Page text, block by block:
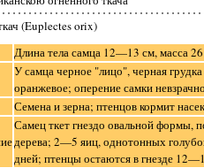
(Euplectes orix)
Длина тела самца 12—13 см, масса
У самца черное "лицо", черная
оранжевое; оперение самки
Семена и зерна; птенцов кормит
Самец ткет гнездо овальной формы,
дерева; 2—5 яиц, однотонных
дней; птенцы остаются в гнезде